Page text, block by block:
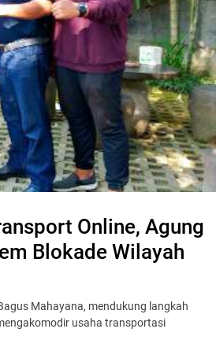
Online, Agung
Blokade Wilayah
Mahayana, mendukung langkah
usaha transportasi